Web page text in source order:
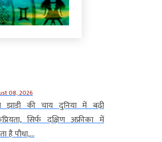
08, 2026
झाड़ी की चाय दुनिया में बढ़ी
सिर्फ दक्षिण अफ्रीका में
है पौधा,...